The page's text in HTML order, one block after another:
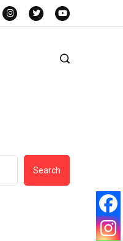
Search